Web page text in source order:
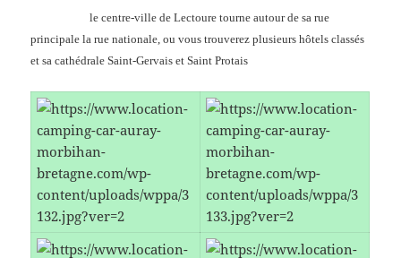
le centre-ville de Lectoure tourne autour de sa rue
principale la rue nationale, ou vous trouverez plusieurs hôtels classés
et sa cathédrale Saint-Gervais et Saint Protais